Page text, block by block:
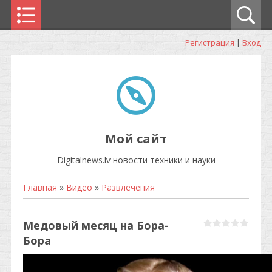
Регистрация | Вход
Мой сайт
Digitalnews.lv новости техники и науки
Главная » Видео » Развлечения
Медовый месяц на Бора-
Бора